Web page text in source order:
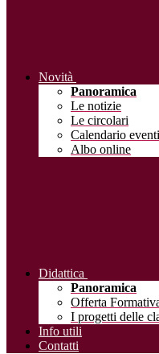
Novità
Panoramica
Le notizie
Le circolari
Calendario eventi
Albo online
Didattica
Panoramica
Offerta
I progetti delle
Info utili
Contatti